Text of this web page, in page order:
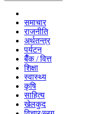
समाचार
राजनीति
अर्थतन्त्र
पर्यटन
बैँक / वित्त
शिक्षा
स्वास्थ्य
कृषि
साहित्य
खेलकुद